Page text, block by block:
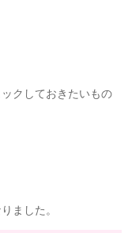
クしておきたいもの
ました。